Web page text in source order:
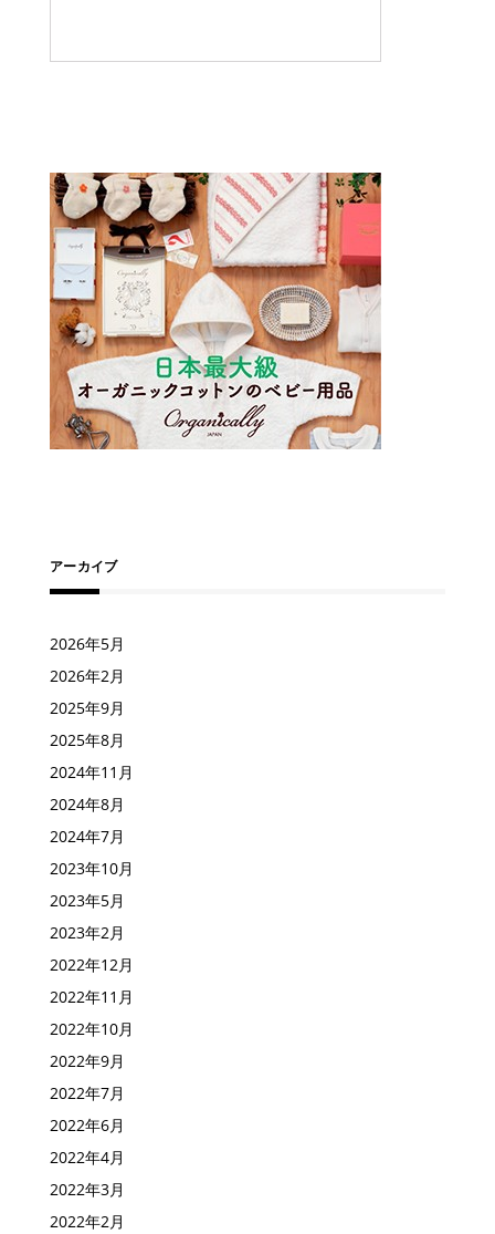
アーカイブ
2026年5月
2026年2月
2025年9月
2025年8月
2024年11月
2024年8月
2024年7月
2023年10月
2023年5月
2023年2月
2022年12月
2022年11月
2022年10月
2022年9月
2022年7月
2022年6月
2022年4月
2022年3月
2022年2月